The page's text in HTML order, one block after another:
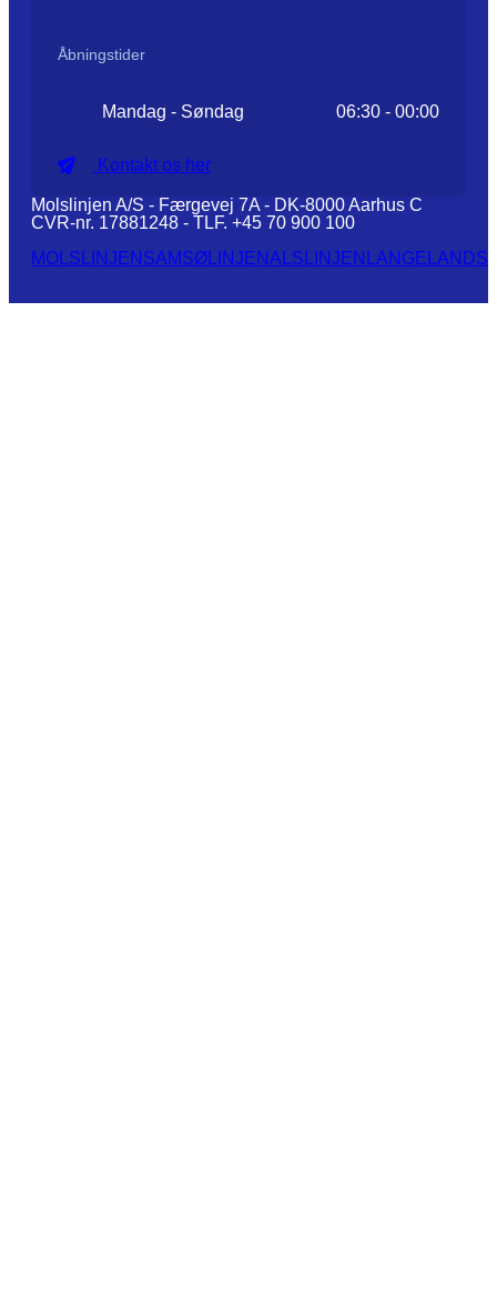
Åbningstider
Mandag - Søndag 06:30 - 00:00
Kontakt os her
Molslinjen A/S - Færgevej 7A - DK-8000 Aarhus C
CVR-nr. 17881248 - TLF. +45 70 900 100
MOLSLINJEN SAMSØLINJENALSLINJEN